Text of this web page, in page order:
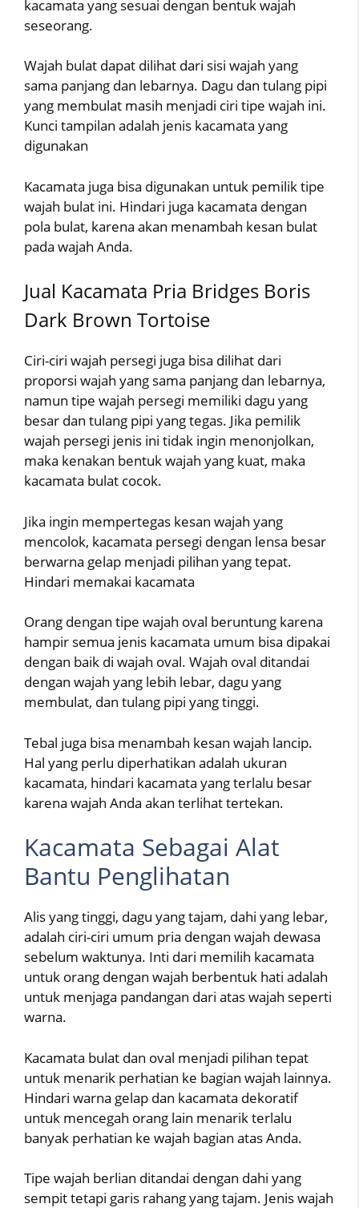
kacamata yang sesuai dengan bentuk wajah
seseorang.
Wajah bulat dapat dilihat dari sisi wajah yang
sama panjang dan lebarnya. Dagu dan tulang pipi
yang membulat masih menjadi ciri tipe wajah ini.
Kunci tampilan adalah jenis kacamata yang
digunakan
Kacamata juga bisa digunakan untuk pemilik tipe
wajah bulat ini. Hindari juga kacamata dengan
pola bulat, karena akan menambah kesan bulat
pada wajah Anda.
Jual Kacamata Pria Bridges Boris
Dark Brown Tortoise
Ciri-ciri wajah persegi juga bisa dilihat dari
proporsi wajah yang sama panjang dan lebarnya,
namun tipe wajah persegi memiliki dagu yang
besar dan tulang pipi yang tegas. Jika pemilik
wajah persegi jenis ini tidak ingin menonjolkan,
maka kenakan bentuk wajah yang kuat, maka
kacamata bulat cocok.
Jika ingin mempertegas kesan wajah yang
mencolok, kacamata persegi dengan lensa besar
berwarna gelap menjadi pilihan yang tepat.
Hindari memakai kacamata
Orang dengan tipe wajah oval beruntung karena
hampir semua jenis kacamata umum bisa dipakai
dengan baik di wajah oval. Wajah oval ditandai
dengan wajah yang lebih lebar, dagu yang
membulat, dan tulang pipi yang tinggi.
Tebal juga bisa menambah kesan wajah lancip.
Hal yang perlu diperhatikan adalah ukuran
kacamata, hindari kacamata yang terlalu besar
karena wajah Anda akan terlihat tertekan.
Kacamata Sebagai Alat
Bantu Penglihatan
Alis yang tinggi, dagu yang tajam, dahi yang lebar,
adalah ciri-ciri umum pria dengan wajah dewasa
sebelum waktunya. Inti dari memilih kacamata
untuk orang dengan wajah berbentuk hati adalah
untuk menjaga pandangan dari atas wajah seperti
warna.
Kacamata bulat dan oval menjadi pilihan tepat
untuk menarik perhatian ke bagian wajah lainnya.
Hindari warna gelap dan kacamata dekoratif
untuk mencegah orang lain menarik terlalu
banyak perhatian ke wajah bagian atas Anda.
Tipe wajah berlian ditandai dengan dahi yang
sempit tetapi garis rahang yang tajam. Jenis wajah